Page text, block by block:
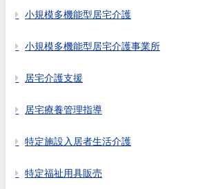
小規模多機能型居宅介護
小規模多機能型居宅介護事業所
居宅介護支援
居宅療養管理指導
特定施設入居者生活介護
特定福祉用具販売